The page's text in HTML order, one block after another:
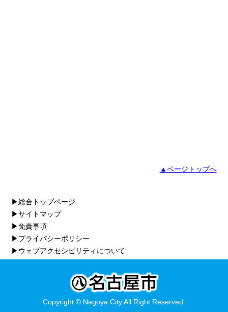
▲ページトップへ
▶総合トップページ
▶サイトマップ
▶免責事項
▶プライバシーポリシー
▶ウェブアクセシビリティについて
Copyright © Nagoya City All Right Reserved.